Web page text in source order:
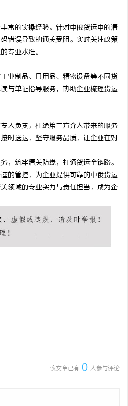
富的实操经验。针对中俄货运中的清
错误导致的通关受阻。实时关注政策
专业水准。
业制品、日用品、精密设备等不同货
与单证指导服务，协助企业梳理货运
人负责，杜绝第三方介入带来的服务
时送达，坚守服务品质，让企业在对
，筑牢清关防线，打通货运全链路。
的管控，为企业提供可靠的中俄货运
领域的专业实力与责任担当，成为企
该文章已有 0 人参与评论